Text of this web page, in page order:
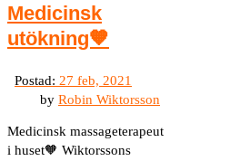
Medicinsk
utökning🧡
by Robin Wiktorsson
Medicinsk massageterapeut
i huset🧡 Wiktorssons